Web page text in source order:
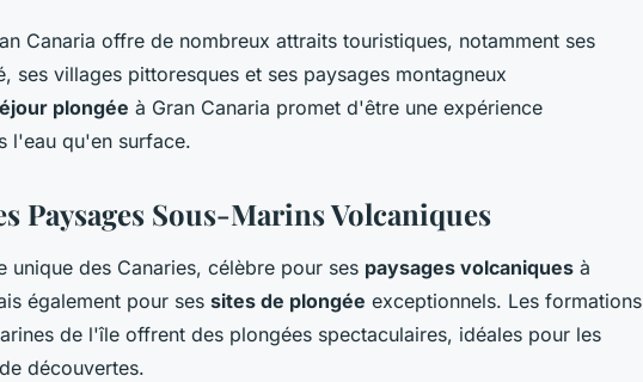
Canaria offre de nombreux attraits touristiques, notamment ses
ses villages pittoresques et ses paysages montagneux
plongée à Gran Canaria promet d'être une expérience
l'eau qu'en surface.
Paysages Sous-Marins Volcaniques
unique des Canaries, célèbre pour ses paysages volcaniques à
également pour ses sites de plongée exceptionnels. Les formations
de l'île offrent des plongées spectaculaires, idéales pour les
découvertes.